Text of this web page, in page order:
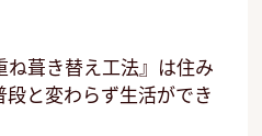
葺き替え工法』は住み
と変わらず生活ができ